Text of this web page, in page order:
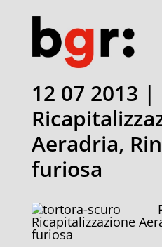
12 07 2013
Aeradria,
furiosa
Ricapitalizzazione
furiosa